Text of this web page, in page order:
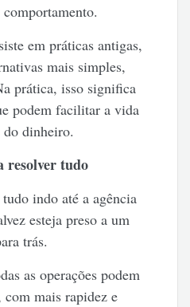
em práticas antigas,
mais simples,
prática, isso significa
podem facilitar a vida
dinheiro.
resolver tudo
indo até a agência
esteja preso a um
trás.
as operações podem
com mais rapidez e